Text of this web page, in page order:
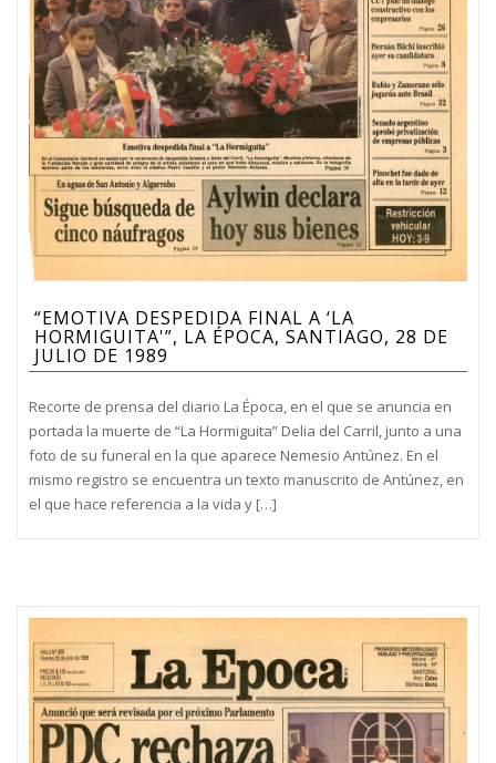
“EMOTIVA DESPEDIDA FINAL A ‘LA
HORMIGUITA'”, LA ÉPOCA, SANTIAGO, 28 DE
JULIO DE 1989
Recorte de prensa del diario La Época, en el que se anuncia en
portada la muerte de “La Hormiguita” Delia del Carril, junto a una
foto de su funeral en la que aparece Nemesio Antúnez. En el
mismo registro se encuentra un texto manuscrito de Antúnez, en
el que hace referencia a la vida y […]